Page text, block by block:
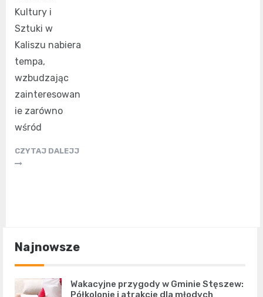
Kultury i
Sztuki w
Kaliszu nabiera
tempa,
wzbudzając
zainteresowan
ie zarówno
wśród
CZYTAJ DALEJJ
Najnowsze
Wakacyjne przygody w Gminie Stęszew:
Półkolonie i atrakcje dla młodych